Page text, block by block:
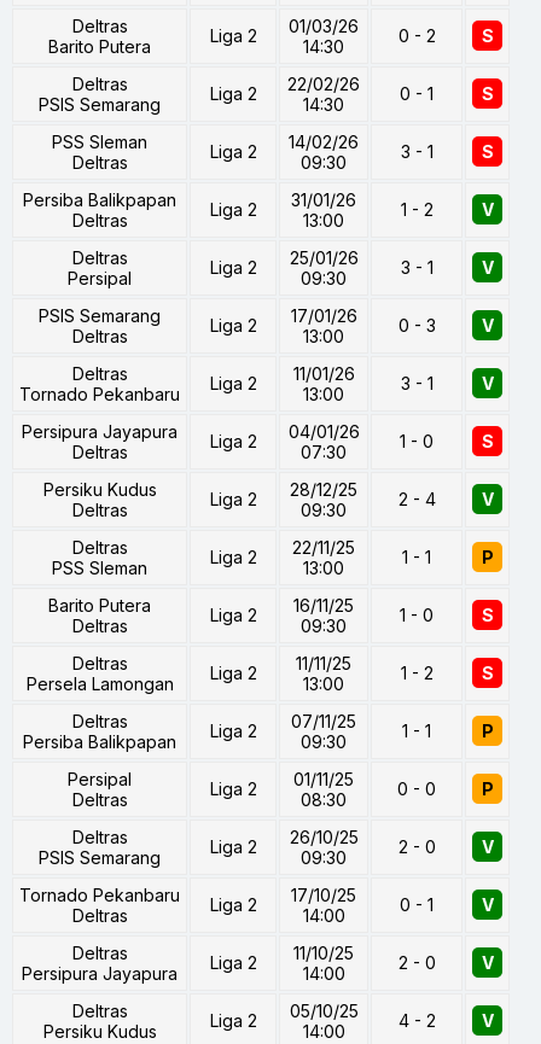
Deltras
Barito Putera
Liga 2
01/03/26
14:30
0 - 2 S
Deltras
PSIS Semarang
Liga 2
22/02/26
14:30
0 - 1 S
PSS Sleman
Deltras
Liga 2
14/02/26
09:30
3 - 1 S
Persiba Balikpapan
Deltras
Liga 2
31/01/26
13:00
1 - 2 V
Deltras
Persipal
Liga 2
25/01/26
09:30
3 - 1 V
PSIS Semarang
Deltras
Liga 2
17/01/26
13:00
0 - 3 V
Deltras
Tornado Pekanbaru
Liga 2
11/01/26
13:00
3 - 1 V
Persipura Jayapura
Deltras
Liga 2
04/01/26
07:30
1 - 0 S
Persiku Kudus
Deltras
Liga 2
28/12/25
09:30
2 - 4 V
Deltras
PSS Sleman
Liga 2
22/11/25
13:00
1 - 1 P
Barito Putera
Deltras
Liga 2
16/11/25
09:30
1 - 0 S
Deltras
Persela Lamongan
Liga 2
11/11/25
13:00
1 - 2 S
Deltras
Persiba Balikpapan
Liga 2
07/11/25
09:30
1 - 1 P
Persipal
Deltras
Liga 2
01/11/25
08:30
0 - 0 P
Deltras
PSIS Semarang
Liga 2
26/10/25
09:30
2 - 0 V
Tornado Pekanbaru
Deltras
Liga 2
17/10/25
14:00
0 - 1 V
Deltras
Persipura Jayapura
Liga 2
11/10/25
14:00
2 - 0 V
Deltras
Persiku Kudus
Liga 2
05/10/25
14:00
4 - 2 V